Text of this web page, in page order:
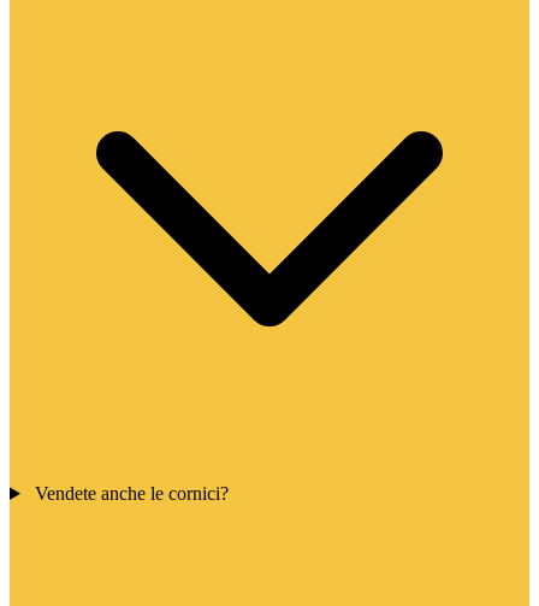
Vendete anche le cornici?